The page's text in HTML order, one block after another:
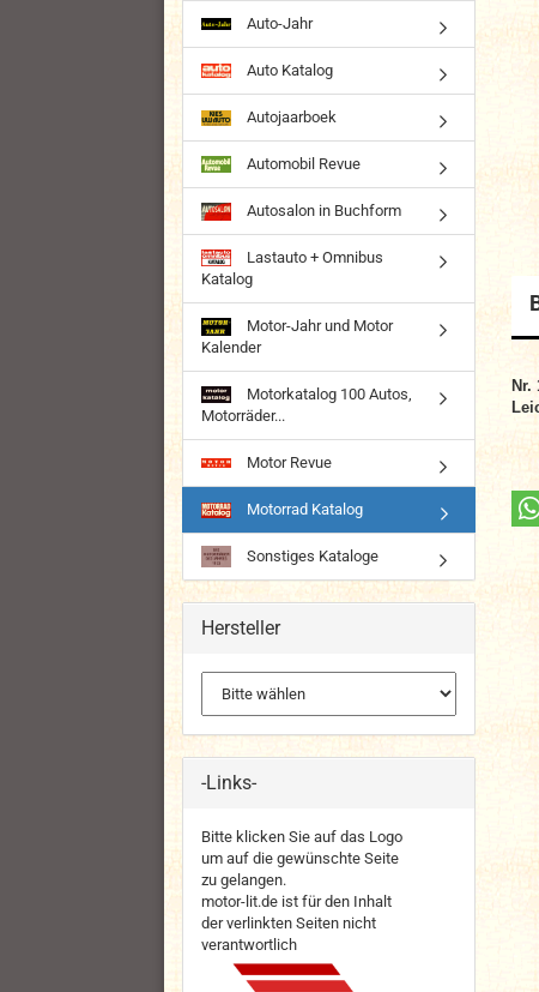
Nr.
Auto-Jahr
Auto Katalog
Autojaarboek
Automobil Revue
Autosalon in Buchform
Lastauto + Omnibus
Katalog
Motor-Jahr und Motor
Kalender
Motorkatalog 100 Autos,
Motorräder...
Motor Revue
Motorrad Katalog
Sonstiges Kataloge
Hersteller
-Links-
Bitte klicken Sie auf das Logo
um auf die gewünschte Seite
zu gelangen.
motor-lit.de ist für den Inhalt
der verlinkten Seiten nicht
verantwortlich